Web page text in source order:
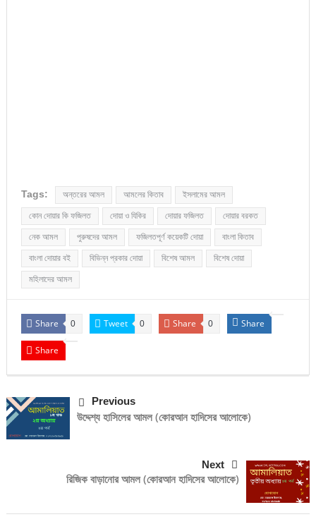
Tags: অন্তরের আমল আমলের কিতাব ইসলামের আমল
কোন দোয়ার কি ফজিলত দোয়া ও যিকির দোয়ার ফজিলত দোয়ার বরকত
নেক আমল পুরুষদের আমল ফজিলতপূর্ণ কয়েকটি দোয়া বাংলা কিতাব
বাংলা দোয়ার বই বিভিন্ন প্রকার দোয়া বিশেষ আমল বিশেষ দোয়া
মহিলাদের আমল
Share 0 Tweet 0 Share 0 Share
Share
Previous
উদ্দেশ্য হাসিলের আমল (কোরআন হাদিসের আলোকে)
Next
রিজিক বাড়ানোর আমল (কোরআন হাদিসের আলোকে)